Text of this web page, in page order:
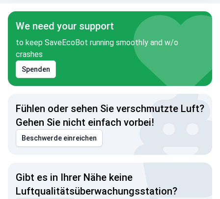
We need your support
to keep SaveEcoBot running smoothly and w/o
crashes
Spenden
Fühlen oder sehen Sie verschmutzte Luft?
Gehen Sie nicht einfach vorbei!
Beschwerde einreichen
Gibt es in Ihrer Nähe keine
Luftqualitätsüberwachungsstation?